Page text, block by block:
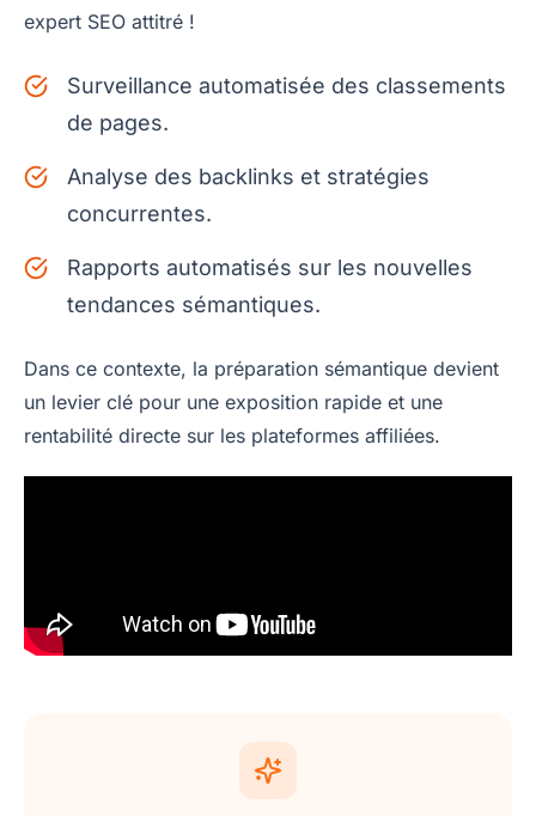
expert SEO attitré !
Surveillance automatisée des classements
de pages.
Analyse des backlinks et stratégies
concurrentes.
Rapports automatisés sur les nouvelles
tendances sémantiques.
Dans ce contexte, la préparation sémantique devient
un levier clé pour une exposition rapide et une
rentabilité directe sur les plateformes affiliées.